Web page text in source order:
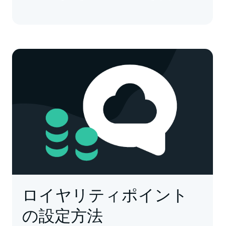
ロイヤリティポイント
の設定方法